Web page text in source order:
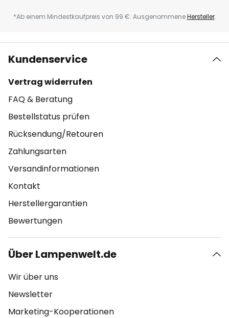
*Ab einem Mindestkaufpreis von 99 €. AusgenommeneHersteller.
Kundenservice
Vertrag widerrufen
FAQ & Beratung
Bestellstatus prüfen
Rücksendung/Retouren
Zahlungsarten
Versandinformationen
Kontakt
Herstellergarantien
Bewertungen
Über Lampenwelt.de
Wir über uns
Newsletter
Marketing-Kooperationen